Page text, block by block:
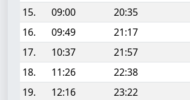
15.
09:00 20:35
16.
09:49 21:17
17.
10:37 21:57
18.
11:26 22:38
19.
12:16 23:22